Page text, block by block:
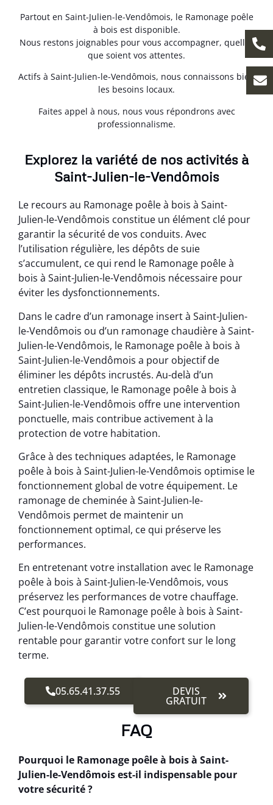
Partout en Saint-Julien-le-Vendômois, le Ramonage poêle
à bois est disponible.
Nous restons joignables pour vous accompagner, quelles
que soient vos attentes.
Actifs à Saint-Julien-le-Vendômois, nous connaissons bien
les besoins locaux.
Faites appel à nous, nous vous répondrons avec
professionnalisme.
Explorez la variété de nos activités à
Saint-Julien-le-Vendômois
Le recours au Ramonage poêle à bois à Saint-
Julien-le-Vendômois constitue un élément clé pour
garantir la sécurité de vos conduits. Avec
l’utilisation régulière, les dépôts de suie
s’accumulent, ce qui rend le Ramonage poêle à
bois à Saint-Julien-le-Vendômois nécessaire pour
éviter les dysfonctionnements.
Dans le cadre d’un ramonage insert à Saint-Julien-
le-Vendômois ou d’un ramonage chaudière à Saint-
Julien-le-Vendômois, le Ramonage poêle à bois à
Saint-Julien-le-Vendômois a pour objectif de
éliminer les dépôts incrustés. Au-delà d’un
entretien classique, le Ramonage poêle à bois à
Saint-Julien-le-Vendômois offre une intervention
ponctuelle, mais contribue activement à la
protection de votre habitation.
Grâce à des techniques adaptées, le Ramonage
poêle à bois à Saint-Julien-le-Vendômois optimise le
fonctionnement global de votre équipement. Le
ramonage de cheminée à Saint-Julien-le-
Vendômois permet de maintenir un
fonctionnement optimal, ce qui préserve les
performances.
En entretenant votre installation avec le Ramonage
poêle à bois à Saint-Julien-le-Vendômois, vous
préservez les performances de votre chauffage.
C’est pourquoi le Ramonage poêle à bois à Saint-
Julien-le-Vendômois constitue une solution
rentable pour garantir votre confort sur le long
terme.
05.65.41.37.55 DEVIS
GRATUIT
FAQ
Pourquoi le Ramonage poêle à bois à Saint-
Julien-le-Vendômois est-il indispensable pour
votre sécurité ?